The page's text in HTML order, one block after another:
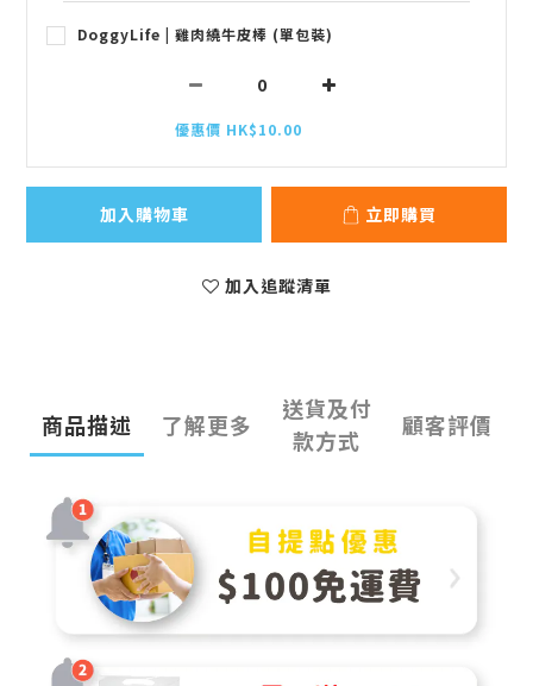
DoggyLife | 雞肉繞牛皮棒 (單包裝)
優惠價 HK$10.00
加入購物車 立即購買
加入追蹤清單
商品描述 了解更多
送貨及付
款方式
顧客評價